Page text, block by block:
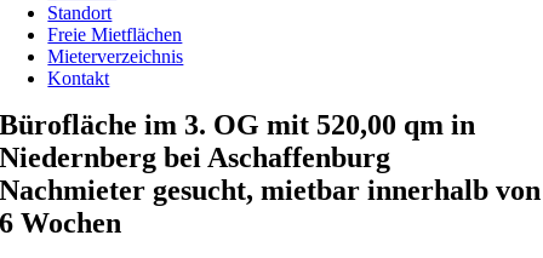
Standort
Freie Mietflächen
Mieterverzeichnis
Kontakt
Bürofläche im 3. OG mit 520,00 qm in
Niedernberg bei Aschaffenburg
Nachmieter gesucht, mietbar innerhalb von
6 Wochen